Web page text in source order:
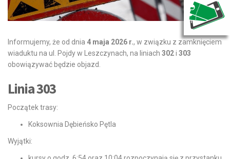
Informujemy, że od dnia 4 maja 2026 r., w związku z zamknięciem
wiaduktu na ul. Pojdy w Leszczynach, na liniach 302i 303
obowiązywać będzie objazd.
Linia 303
Początek trasy:
Koksownia Dębieńsko Pętla
Wyjątki: